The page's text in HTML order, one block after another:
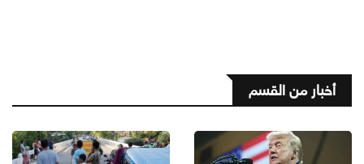
أخبار من القسم